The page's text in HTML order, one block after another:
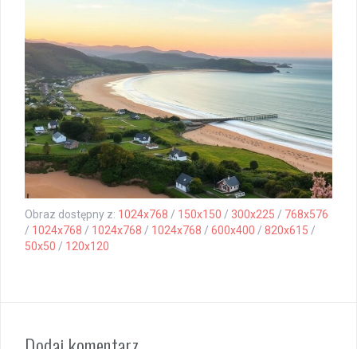
Obraz dostępny z: 1024x768 / 150x150 / 300x225 / 768x576
/ 1024x768 / 1024x768 / 1024x768 / 600x400 / 820x615 /
50x50 / 120x120